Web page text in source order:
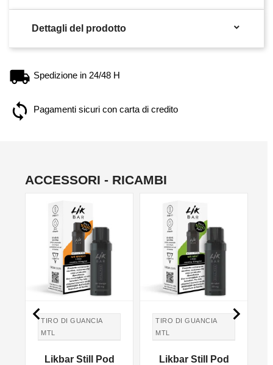
Dettagli del prodotto 
Spedizione in 24/48 H
Pagamenti sicuri con carta di credito
ACCESSORI - RICAMBI
TIRO DI GUANCIA
MTL
MTL
Likbar Still Pod
TIRO DI GUANCIA
MTL
MTL
Likbar Still Pod
 